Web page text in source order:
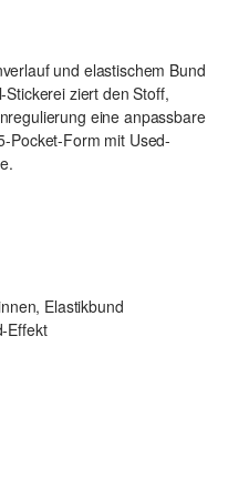
und elastischem Bund
ziert den Stoff,
eine anpassbare
Pocket-Form mit Used-
Elastikbund
Effekt